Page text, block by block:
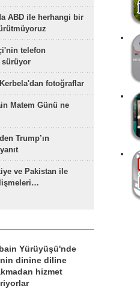
ABD ile herhangi bir
telefon
fotoğraflar
Matem Günü ne
Trump’ın
ve Pakistan ile
Yürüyüşü'nde
dinine diline
hizmet